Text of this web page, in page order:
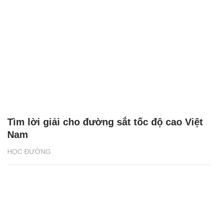
HỌC ĐƯỜNG
Tìm lời giải cho đường sắt tốc độ cao Việt
Nam